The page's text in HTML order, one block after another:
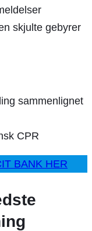
skjulte gebyrer
sammenlignet
CPR
BANK HER